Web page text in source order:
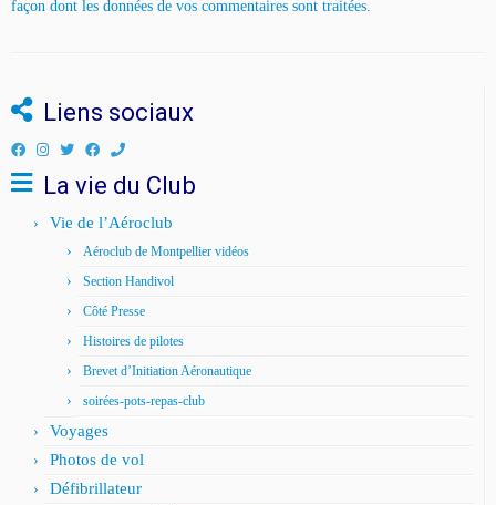
façon dont les données de vos commentaires sont traitées
Liens sociaux
La vie du Club
Vie de l’Aéroclub
Aéroclub de Montpellier vidéos
Section Handivol
Côté Presse
Histoires de pilotes
Brevet d’Initiation Aéronautique
soirées-pots-repas-club
Voyages
Photos de vol
Défibrillateur